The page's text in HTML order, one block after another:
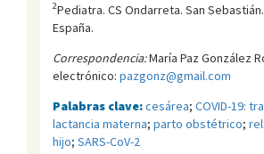
2Pediatra. CS Ondarreta. San
España.
Correspondencia:María Paz González
electrónico: pazgonz@gmail.com
Palabras clave:cesárea; COVID-19:
lactancia materna; parto obstétrico;
hijo; SARS-CoV-2